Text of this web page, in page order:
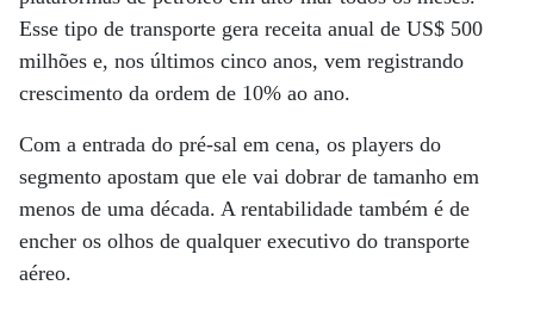
Esse tipo de transporte gera receita anual de US$ 500
milhões e, nos últimos cinco anos, vem registrando
crescimento da ordem de 10% ao ano.
Com a entrada do pré-sal em cena, os players do
segmento apostam que ele vai dobrar de tamanho em
menos de uma década. A rentabilidade também é de
encher os olhos de qualquer executivo do transporte
aéreo.